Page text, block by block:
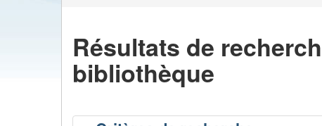
Résultats de
bibliothèque